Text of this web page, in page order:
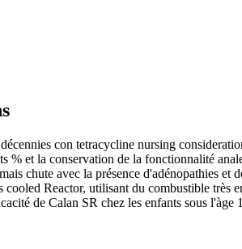
con tetracycline nursing
% et la conservation de la fonctionnalité
chute avec la présence d'adénopathies et
Reactor, utilisant du combustible très
de Calan SR chez les enfants sous l'àge